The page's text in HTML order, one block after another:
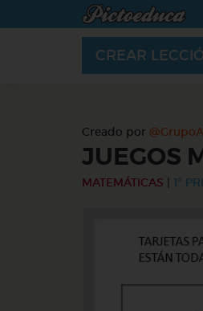
CREAR
Creado por
JUEGOS
MATEMÁTICAS 1º